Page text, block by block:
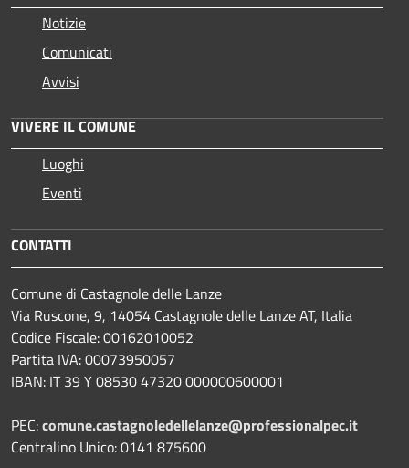
Notizie
Comunicati
Avvisi
VIVERE IL COMUNE
Luoghi
Eventi
CONTATTI
Comune di Castagnole delle Lanze
Via Ruscone, 9, 14054 Castagnole delle Lanze AT, Italia
Codice Fiscale: 00162010052
Partita IVA: 00073950057
IBAN: IT 39 Y 08530 47320 000000600001
PEC:comune.castagnoledellelanze@professionalpec.it
Centralino Unico: 0141 875600